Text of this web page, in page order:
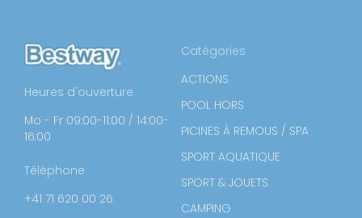
Heures d'ouverture
Mo - Fr 09:00-11:00 / 14:00-
16:00
Téléphone
+41 71 620 00 26
Catégories
ACTIONS
POOL HORS
PICINES À REMOUS / SPA
SPORT AQUATIQUE
SPORT & JOUETS
CAMPING